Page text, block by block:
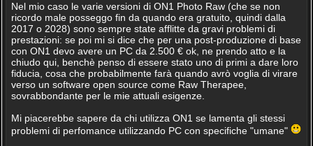
Nel mio caso le varie versioni di ON1 Photo Raw (che se non
ricordo male posseggo fin da quando era gratuito, quindi dalla
2017 o 2028) sono sempre state afflitte da gravi problemi di
prestazioni: se poi mi si dice che per una post-produzione di base
con ON1 devo avere un PC da 2.500 € ok, ne prendo atto e la
chiudo qui, benchè penso di essere stato uno di primi a dare loro
fiducia, cosa che probabilmente farà quando avrò voglia di virare
verso un software open source come Raw Therapee,
sovrabbondante per le mie attuali esigenze.
Mi piacerebbe sapere da chi utilizza ON1 se lamenta gli stessi
problemi di perfomance utilizzando PC con specifiche "umane"